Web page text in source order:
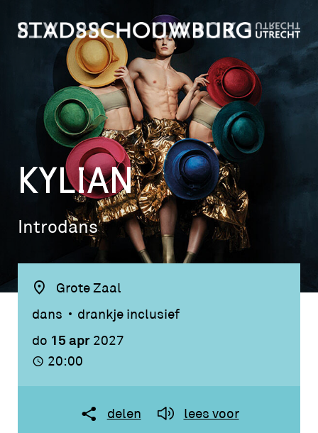
KYLIAN
Introdans
Grote Zaal
dans
drankje inclusief
do 15 apr 2027
20:00
delen lees voor